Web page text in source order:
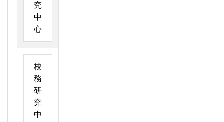
究
中
心
校
務
研
究
中